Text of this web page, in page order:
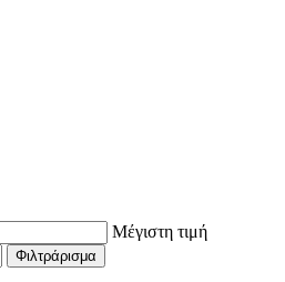
Μέγιστη τιμή
Φιλτράρισμα